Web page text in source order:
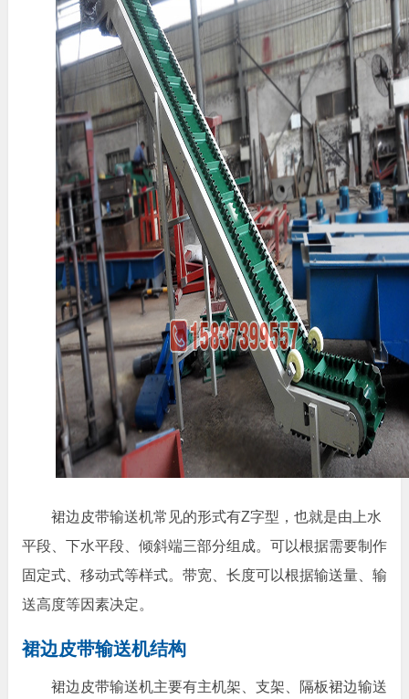
裙边皮带输送机常见的形式有Z字型，也就是由上水
平段、下水平段、倾斜端三部分组成。可以根据需要制作
固定式、移动式等样式。带宽、长度可以根据输送量、输
送高度等因素决定。
裙边皮带输送机结构
裙边皮带输送机主要有主机架、支架、隔板裙边输送